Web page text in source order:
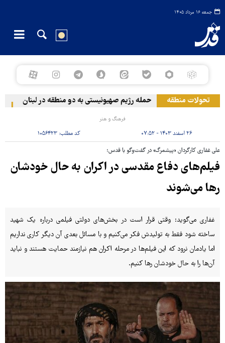
جمعه ۱۶ مرداد ۱۴۰۵
تحولات منطقه حمله رژیم صهیونیستی به دو منطقه در لبنان
فرهنگ و هنر
۲۶ اسفند ۱۴۰۳ - ۰۷:۵۲ کد مطلب:۱۰۵۶۴۲۳
علی غفاری کارگردان «پیشمرگ» در گفت‌وگو با قدس؛
فیلم‌های دفاع مقدسی در اکران به حال خودشان
رها می‌شوند
غفاری می‌گوید: وقتی قرار است در بخش‌های دولتی فیلمی درباره یک شهید
ساخته شود فقط به تولیدش فکر می‌کنیم و با مسائل بعدی آن دیگر کاری نداریم
اما یادمان نرود که این فیلم‌ها در مرحله اکران هم نیازمند حمایت هستند و نباید
آن‌ها را به حال خودشان رها کنیم.